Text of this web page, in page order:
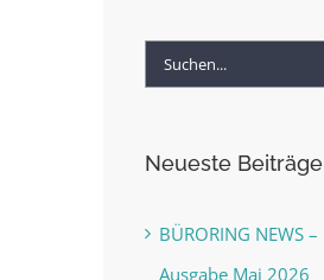
Suche
Neueste Beiträge
BÜRORING NEWS –
Ausgabe Mai 2026